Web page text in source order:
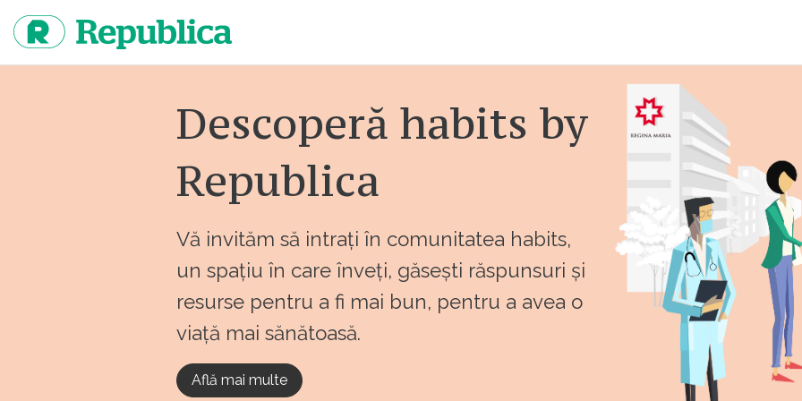
continut
Descoperă habits by
Republica
Vă invităm să intrați în comunitatea habits,
un spațiu în care înveți, găsești răspunsuri și
resurse pentru a fi mai bun, pentru a avea o
viață mai sănătoasă.
Află mai multe